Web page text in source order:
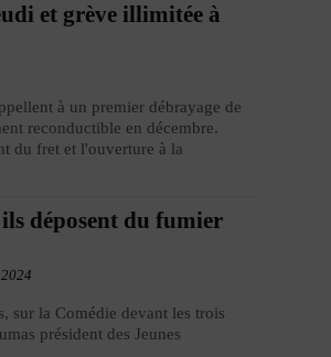
et grève illimitée à
à un premier débrayage de
reconductible en décembre.
du fret et l'ouverture à la
déposent du fumier
sur la Comédie devant les trois
président des Jeunes